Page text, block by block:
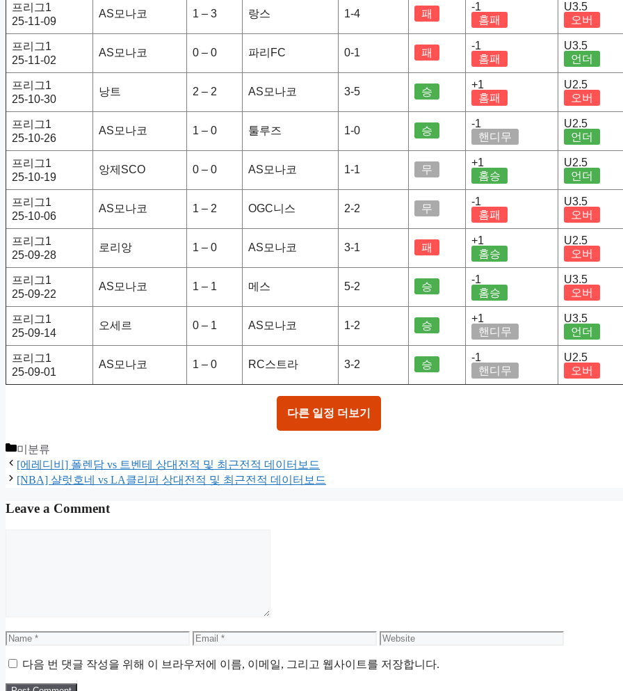
프리그1
25-11-09
AS모나코 1 – 3 랑스 1-4 패
-1
홈패
U3.5
오버
프리그1
25-11-02
AS모나코 0 – 0 파리FC 0-1 패
-1
홈패
U3.5
언더
프리그1
25-10-30
낭트 2 – 2 AS모나코 3-5 승
+1
홈패
U2.5
오버
프리그1
25-10-26
AS모나코 1 – 0 툴루즈 1-0 승
-1
핸디무
U2.5
언더
프리그1
25-10-19
앙제SCO 0 – 0 AS모나코 1-1 무
+1
홈승
U2.5
언더
프리그1
25-10-06
AS모나코 1 – 2 OGC니스 2-2 무
-1
홈패
U3.5
오버
프리그1
25-09-28
로리앙 1 – 0 AS모나코 3-1 패
+1
홈승
U2.5
오버
프리그1
25-09-22
AS모나코 1 – 1 메스 5-2 승
-1
홈승
U3.5
오버
프리그1
25-09-14
오세르 0 – 1 AS모나코 1-2 승
+1
핸디무
U3.5
언더
프리그1
25-09-01
AS모나코 1 – 0 RC스트라 3-2 승
-1
핸디무
U2.5
오버
다른 일정 더보기
Categories
미분류
[에레디비] 폴렌담 vs 트벤테 상대전적 및 최근전적 데이터보드
[NBA] 샬럿호네 vs LA클리퍼 상대전적 및 최근전적 데이터보드
Leave a Comment
Name Email Website
다음 번 댓글 작성을 위해 이 브라우저에 이름, 이메일, 그리고 웹사이트를 저장합니다.